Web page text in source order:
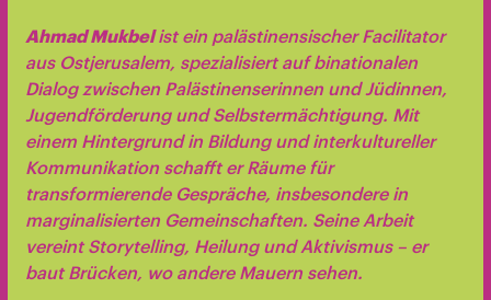
Ahmad Mukbelist ein palästinensischer Facilitator
aus Ostjerusalem, spezialisiert auf binationalen
Dialog zwischen Palästinenserinnen und Jüdinnen,
Jugendförderung und Selbstermächtigung. Mit
einem Hintergrund in Bildung und interkultureller
Kommunikation schafft er Räume für
transformierende Gespräche, insbesondere in
marginalisierten Gemeinschaften. Seine Arbeit
vereint Storytelling, Heilung und Aktivismus – er
baut Brücken, wo andere Mauern sehen.